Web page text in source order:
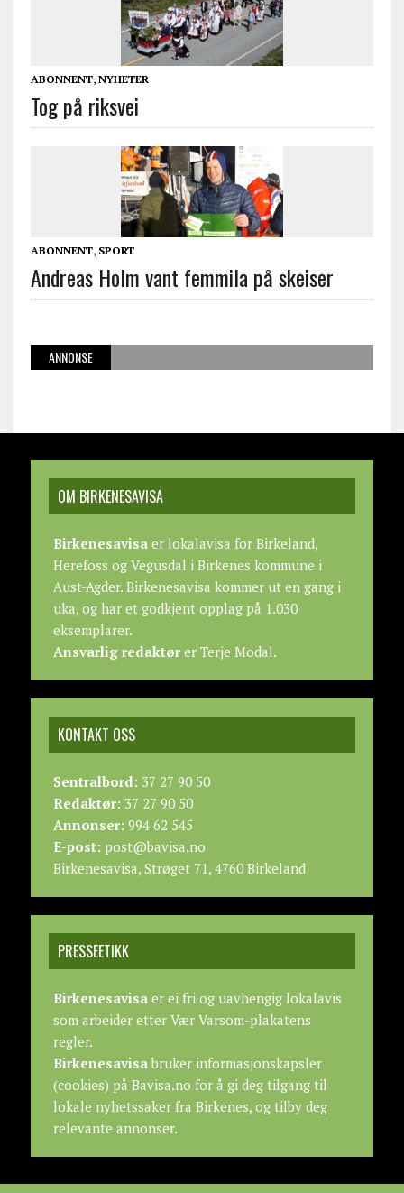
ABONNENT, NYHETER
Tog på riksvei
ABONNENT, SPORT
Andreas Holm vant femmila på skeiser
ANNONSE
OM BIRKENESAVISA
Birkenesavisaer lokalavisa for Birkeland,
Herefoss og Vegusdal i Birkenes kommune i
Aust-Agder. Birkenesavisa kommer ut en gang i
uka, og har et godkjent opplag på 1.030
eksemplarer.
Ansvarlig redaktører Terje Modal.
KONTAKT OSS
Sentralbord:37 27 90 50
Redaktør:37 27 90 50
Annonser:994 62 545
E-post:post@bavisa.no
Birkenesavisa, Strøget 71, 4760 Birkeland
PRESSEETIKK
Birkenesavisaer ei fri og uavhengig lokalavis
som arbeider etter Vær Varsom-plakatens
regler.
Birkenesavisabruker informasjonskapsler
(cookies) på Bavisa.no for å gi deg tilgang til
lokale nyhetssaker fra Birkenes, og tilby deg
relevante annonser.